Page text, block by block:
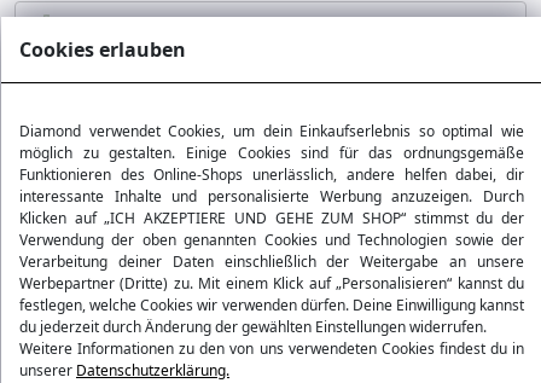
Für mittleren Koffer 17.90 €
Für großen Koffer 17.90 €
Kabinenrucksack 20L 14.90 €
Jetzt bestellen – Versand heute, Lieferung bei dir am
Dienstag!
– sehr strapazierfähiges undelastisches Material
– perfekte Passformfür große Koffer
– mit zusätzlichemGurt und Reißverschlüssenfür sicheren
Halt
Cookies erlauben
Diamond verwendet Cookies, um dein Einkaufserlebnis so optimal wie
möglich zu gestalten. Einige Cookies sind für das ordnungsgemäße
Funktionieren des Online-Shops unerlässlich, andere helfen dabei, dir
interessante Inhalte und personalisierte Werbung anzuzeigen. Durch
Klicken auf „ICH AKZEPTIERE UND GEHE ZUM SHOP“ stimmst du der
Verwendung der oben genannten Cookies und Technologien sowie der
Verarbeitung deiner Daten einschließlich der Weitergabe an unsere
Werbepartner (Dritte) zu. Mit einem Klick auf „Personalisieren“ kannst du
festlegen, welche Cookies wir verwenden dürfen. Deine Einwilligung kannst
du jederzeit durch Änderung der gewählten Einstellungen widerrufen.
Weitere Informationen zu den von uns verwendeten Cookies findest du in
unserer Datenschutzerklärung.